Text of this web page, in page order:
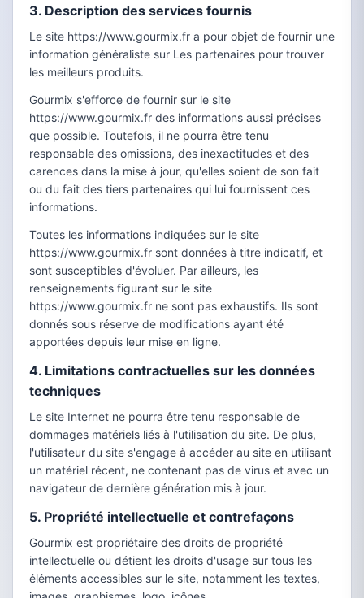
3. Description des services fournis
Le site https://www.gourmix.fr a pour objet de fournir une
information généraliste sur Les partenaires pour trouver
les meilleurs produits.
Gourmix s'efforce de fournir sur le site
https://www.gourmix.fr des informations aussi précises
que possible. Toutefois, il ne pourra être tenu
responsable des omissions, des inexactitudes et des
carences dans la mise à jour, qu'elles soient de son fait
ou du fait des tiers partenaires qui lui fournissent ces
informations.
Toutes les informations indiquées sur le site
https://www.gourmix.fr sont données à titre indicatif, et
sont susceptibles d'évoluer. Par ailleurs, les
renseignements figurant sur le site
https://www.gourmix.fr ne sont pas exhaustifs. Ils sont
donnés sous réserve de modifications ayant été
apportées depuis leur mise en ligne.
4. Limitations contractuelles sur les données
techniques
Le site Internet ne pourra être tenu responsable de
dommages matériels liés à l'utilisation du site. De plus,
l'utilisateur du site s'engage à accéder au site en utilisant
un matériel récent, ne contenant pas de virus et avec un
navigateur de dernière génération mis à jour.
5. Propriété intellectuelle et contrefaçons
Gourmix est propriétaire des droits de propriété
intellectuelle ou détient les droits d'usage sur tous les
éléments accessibles sur le site, notamment les textes,